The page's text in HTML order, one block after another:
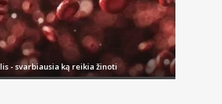
- svarbiausia ką reikia žinoti